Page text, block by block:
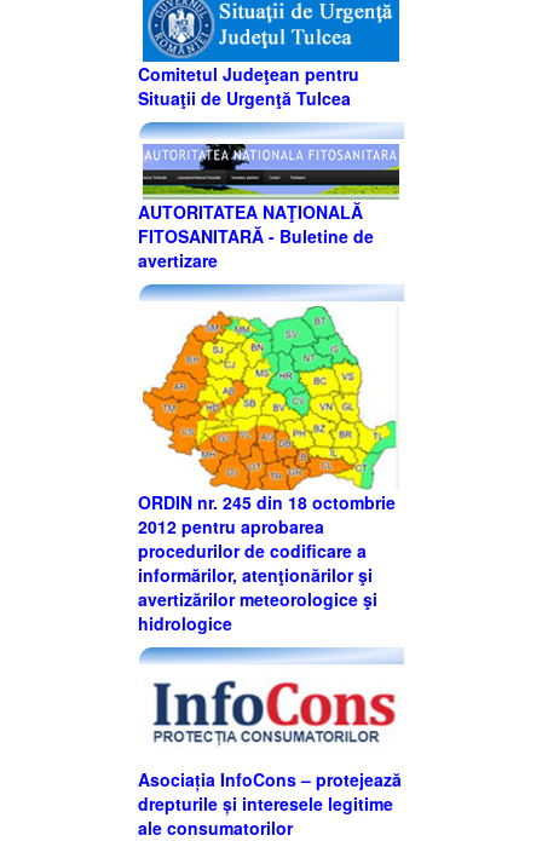
Comitetul Judeţean pentru
Situaţii de Urgenţă Tulcea
AUTORITATEA NAŢIONALĂ
FITOSANITARĂ - Buletine de
avertizare
ORDIN nr. 245 din 18 octombrie
2012 pentru aprobarea
procedurilor de codificare a
informărilor, atenţionărilor şi
avertizărilor meteorologice şi
hidrologice
Asociația InfoCons – protejează
drepturile și interesele legitime
ale consumatorilor